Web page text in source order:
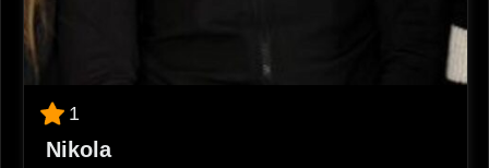
1
Nikola